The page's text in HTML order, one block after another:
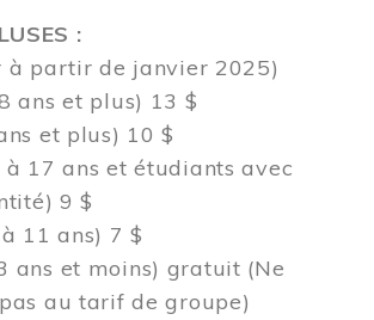
:
à partir de janvier 2025)
ans et plus) 13 $
et plus) 10 $
à 17 ans et étudiants avec
9 $
11 ans) 7 $
ans et moins) gratuit (Ne
au tarif de groupe)